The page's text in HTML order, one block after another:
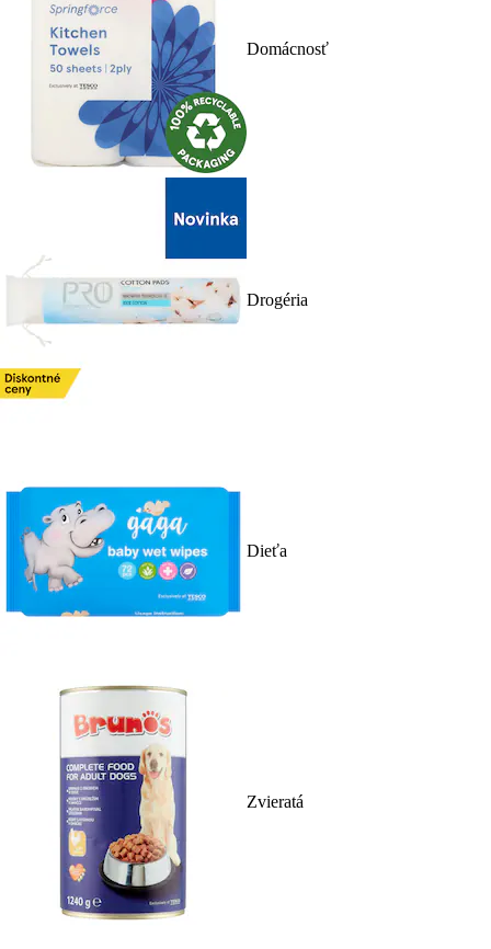
Domácnosť
Drogéria
Dieťa
Zvieratá